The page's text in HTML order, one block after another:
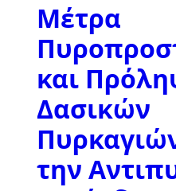
Μέτρα
και
Δασικών
την